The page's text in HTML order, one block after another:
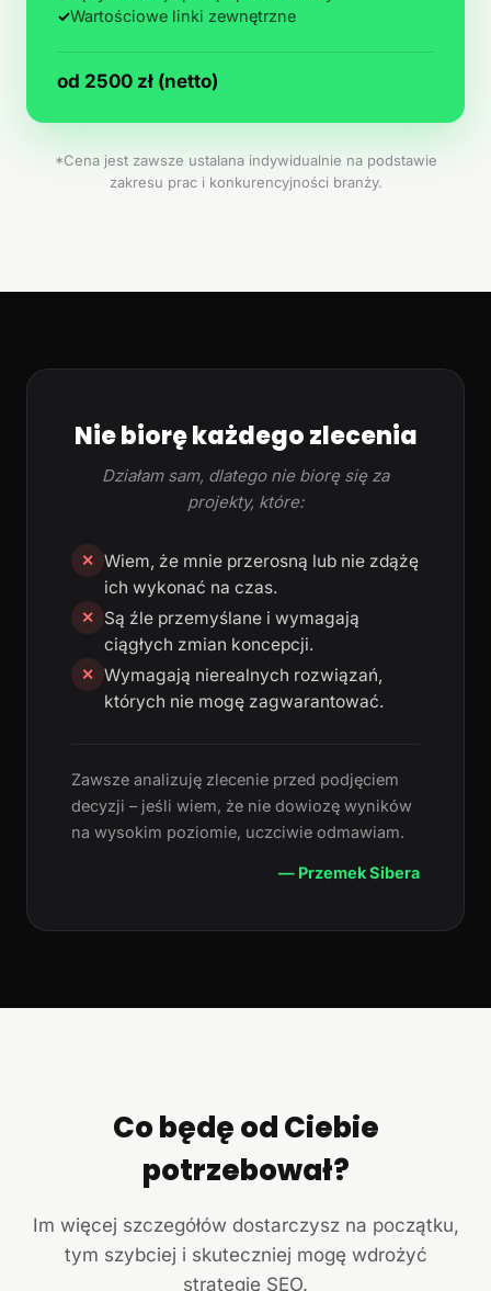
✓Wartościowe linki zewnętrzne
od 2500 zł (netto)
*Cena jest zawsze ustalana indywidualnie na podstawie
zakresu prac i konkurencyjności branży.
Nie biorę każdego zlecenia
Działam sam, dlatego nie biorę się za
projekty, które:
✕ Wiem, że mnie przerosną lub nie zdążę
ich wykonać na czas.
✕
Są źle przemyślane i wymagają
ciągłych zmian koncepcji.
✕ Wymagają nierealnych rozwiązań,
których nie mogę zagwarantować.
Zawsze analizuję zlecenie przed podjęciem
decyzji – jeśli wiem, że nie dowiozę wyników
na wysokim poziomie, uczciwie odmawiam.
— Przemek Sibera
Co będę od Ciebie
potrzebował?
Im więcej szczegółów dostarczysz na początku,
tym szybciej i skuteczniej mogę wdrożyć
strategię SEO.